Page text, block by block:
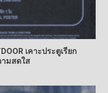
เคาะประตูเรียก
ามสดใส